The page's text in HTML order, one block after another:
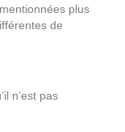
plus
de
n’est pas